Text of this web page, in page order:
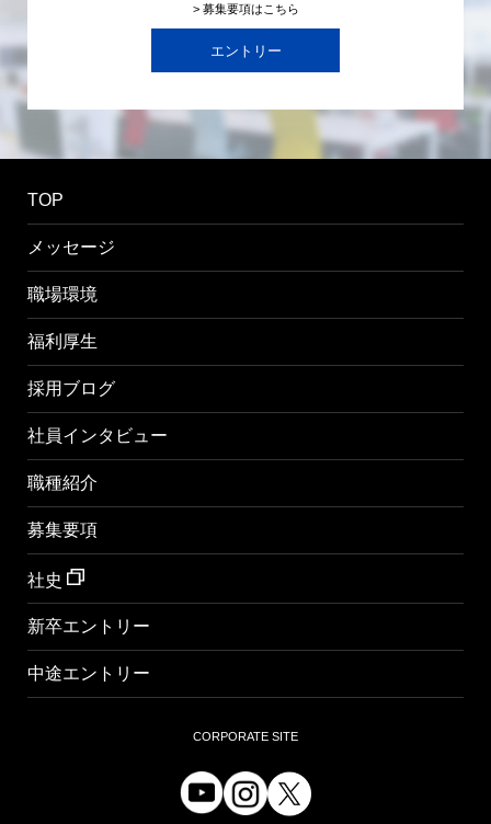
> 募集要項はこちら
エントリー
TOP
メッセージ
職場環境
福利厚生
採用ブログ
社員インタビュー
職種紹介
募集要項
社史
新卒エントリー
中途エントリー
CORPORATE SITE